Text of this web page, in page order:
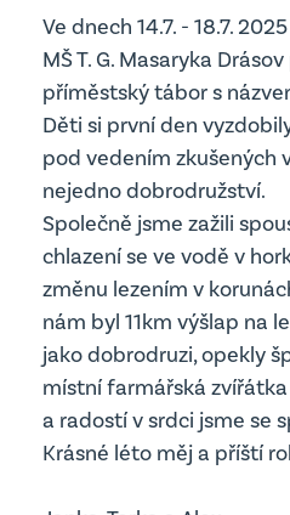
Úřední deska
Důležité dokumenty
Projekty
Školská rada
Školní parlament
Projekty MŠ
vyhledávání
Edookit
Jídelna
Ve dnech 14.7. - 18.7.
MŠ T. G. Masaryka
příměstský tábor s
Děti si první den
pod vedením zkušených
nejedno dobrodružství.
Společně jsme zažili
chlazení se ve vodě v
změnu lezením v
nám byl 11km výšlap na
jako dobrodruzi, opekly
místní farmářská
a radostí v srdci jsme se
Krásné léto měj a příští